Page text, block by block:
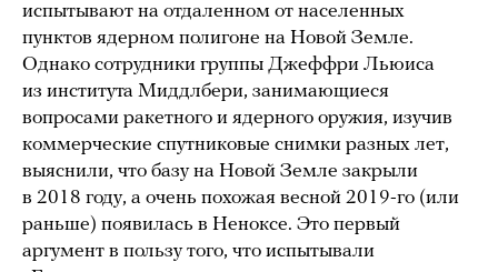
испытывают на отдаленном от населенных
пунктов ядерном полигоне на Новой Земле.
Однако сотрудники группы Джеффри Льюиса
из института Миддлбери, занимающиеся
вопросами ракетного и ядерного оружия, изучив
коммерческие спутниковые снимки разных лет,
выяснили, что базу на Новой Земле закрыли
в 2018 году, а очень похожая весной 2019-го (или
раньше) появилась в Неноксе. Это первый
аргумент в пользу того, что испытывали